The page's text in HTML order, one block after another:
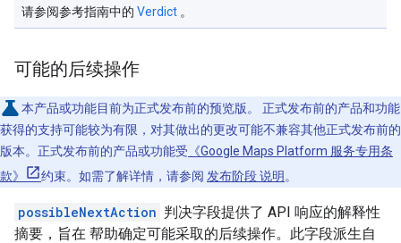
请参阅参考指南中的 Verdict 。
可能的后续操作
本产品或功能目前为正式发布前的预览版。 正式发布前的产品和功能
获得的支持可能较为有限，对其做出的更改可能不兼容其他正式发布前的
版本。正式发布前的产品或功能受 《Google Maps Platform 服务专用条
款》
约束。如需了解详情，请参阅 发布阶段 说明 。
possibleNextAction 判决字段提供了 API 响应的解释性
摘要，旨在 帮助确定可能采取的后续操作。此字段派生自